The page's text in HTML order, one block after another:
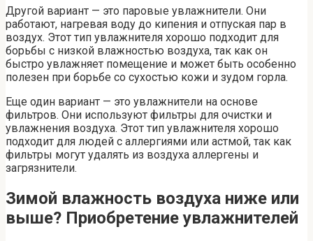
Другой вариант — это паровые увлажнители. Они
работают, нагревая воду до кипения и отпуская пар в
воздух. Этот тип увлажнителя хорошо подходит для
борьбы с низкой влажностью воздуха, так как он
быстро увлажняет помещение и может быть особенно
полезен при борьбе со сухостью кожи и зудом горла.
Еще один вариант — это увлажнители на основе
фильтров. Они используют фильтры для очистки и
увлажнения воздуха. Этот тип увлажнителя хорошо
подходит для людей с аллергиями или астмой, так как
фильтры могут удалять из воздуха аллергены и
загрязнители.
Зимой влажность воздуха ниже или
выше? Приобретение увлажнителей